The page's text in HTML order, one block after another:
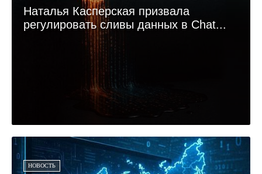
Наталья Касперская призвала
регулировать сливы данных в Chat...
НОВОСТЬ